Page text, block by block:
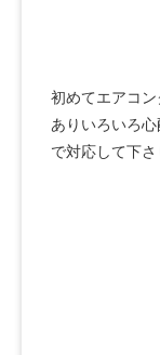
初めてエアコ
ありいろいろ
で対応して下
す！またエア
きありがとう